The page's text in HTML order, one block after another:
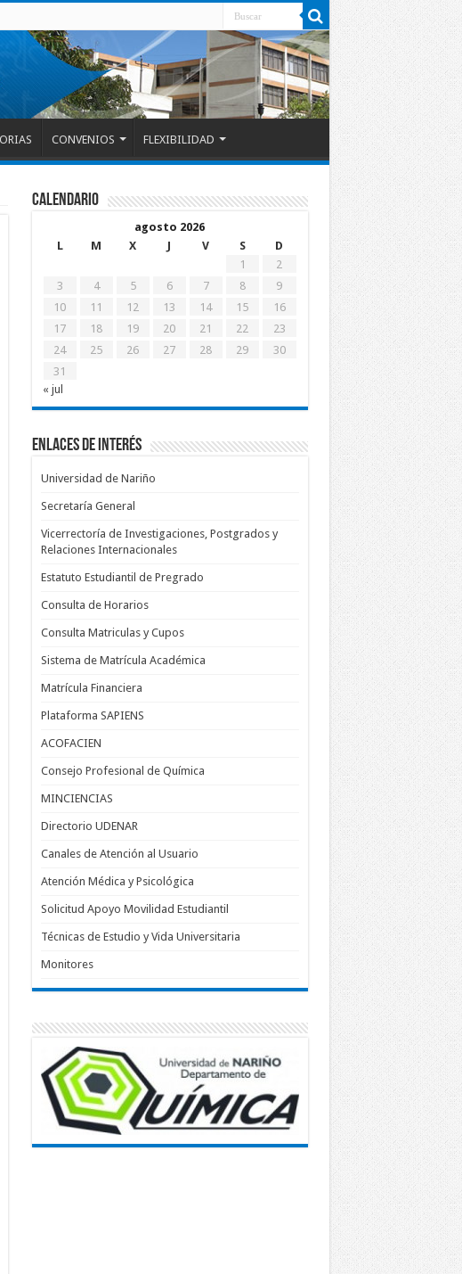
CONVENIOS FLEXIBILIDAD
Calendario
agosto 2026
L
M X J V S D
« jul
1
2
3
4 5 6 7 8
9
10
11 12 13 14 15
16
17
18 19 20 21 22
23
24
25 26 27 28 29
30
31
Enlaces de Interés
Universidad de Nariño
Secretaría General
Vicerrectoría de Investigaciones, Postgrados y
Relaciones Internacionales
Estatuto Estudiantil de Pregrado
Consulta de Horarios
Consulta Matriculas y Cupos
Sistema de Matrícula Académica
Matrícula Financiera
Plataforma SAPIENS
ACOFACIEN
Consejo Profesional de Química
MINCIENCIAS
Directorio UDENAR
Canales de Atención al Usuario
Atención Médica y Psicológica
Solicitud Apoyo Movilidad Estudiantil
Técnicas de Estudio y Vida Universitaria
Monitores